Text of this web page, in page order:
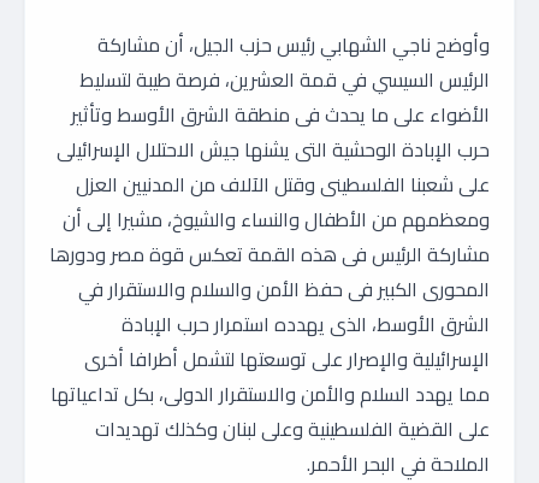
وأوضح ناجي الشهابي رئيس حزب الجيل، أن مشاركة
الرئيس السيسي في قمة العشرين، فرصة طيبة لتسليط
الأضواء على ما يحدث فى منطقة الشرق الأوسط وتأثير
حرب الإبادة الوحشية التى يشنها جيش الاحتلال الإسرائيلى
على شعبنا الفلسطينى وقتل الآلاف من المدنيين العزل
ومعظمهم من الأطفال والنساء والشيوخ، مشيرا إلى أن
مشاركة الرئيس فى هذه القمة تعكس قوة مصر ودورها
المحورى الكبير فى حفظ الأمن والسلام والاستقرار في
الشرق الأوسط، الذى يهدده استمرار حرب الإبادة
الإسرائيلية والإصرار على توسعتها لتشمل أطرافا أخرى
مما يهدد السلام والأمن والاستقرار الدولى، بكل تداعياتها
على القضية الفلسطينية وعلى لبنان وكذلك تهديدات
الملاحة في البحر الأحمر.